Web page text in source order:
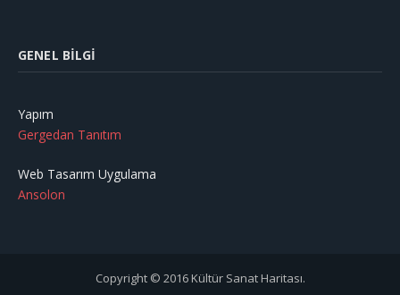
GENEL BILGI
Yapım
Gergedan Tanıtım
Web Tasarım Uygulama
Ansolon
Copyright © 2016 Kültür Sanat Haritası.